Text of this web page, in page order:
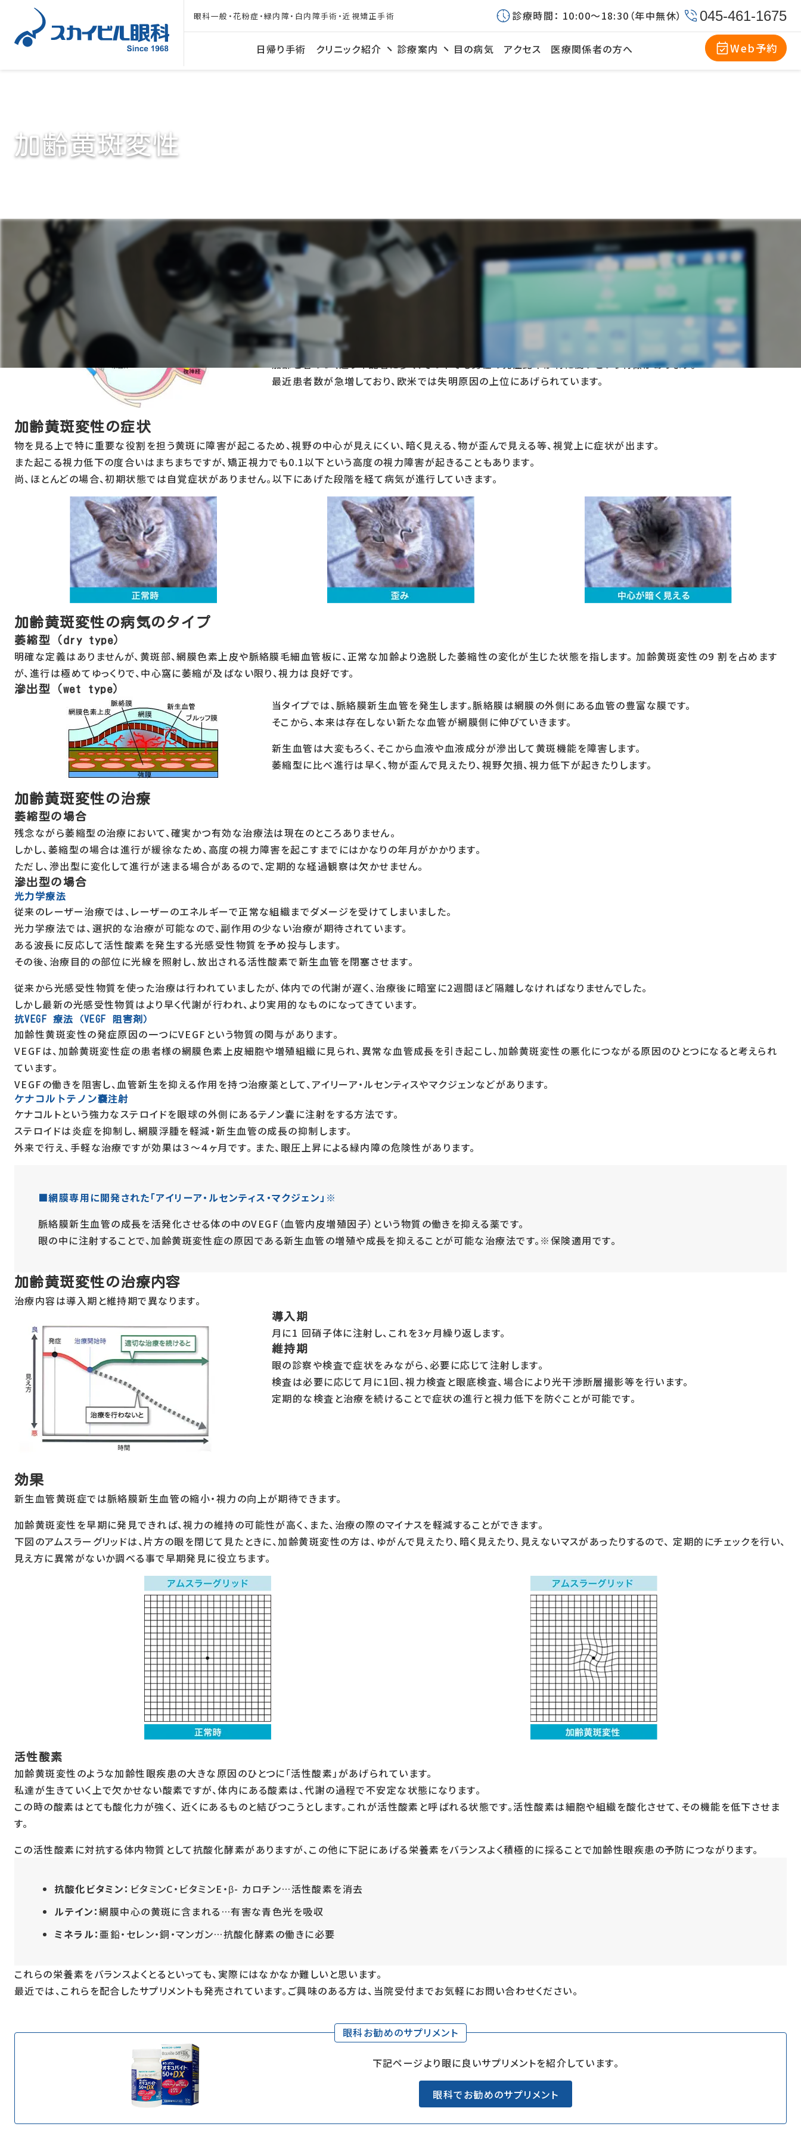
眼科一般・花粉症・緑内障・白内障手術・近視矯正手術 診療時間： 10:00〜18:30（年中無休） 045-461-1675
日帰り手術 クリニック紹介 診療案内 目の病気 アクセス 医療関係者の方へ Web予約
加齢黄斑変性
加齢黄斑変性について
カメラに例えるとフィルムにあたる網膜のほぼ中心部分にあり、 特に視機能において重要な部位である黄斑部に、年
齢的な変化・変性が生じて起こる病気です。
加齢と名のつく通り年配者に多く、その中でも男性の発症比率が特に高いという特徴があります。
最近患者数が急増しており、欧米では失明原因の上位にあげられています。
加齢黄斑変性の症状
物を見る上で特に重要な役割を担う黄斑に障害が起こるため、視野の中心が見えにくい、暗く見える、物が歪んで見える等、視覚上に症状が出ます。
また起こる視力低下の度合いはまちまちですが、矯正視力でも0.1以下という高度の視力障害が起きることもあります。
尚、ほとんどの場合、初期状態では自覚症状がありません。以下にあげた段階を経て病気が進行していきます。
加齢黄斑変性の病気のタイプ
萎縮型（dry type）
明確な定義はありませんが、黄斑部、網膜色素上皮や脈絡膜毛細血管板に、正常な加齢より逸脱した萎縮性の変化が生じた状態を指します。 加齢黄斑変性の9 割を占めます
が、進行は極めてゆっくりで、中心窩に萎縮が及ばない限り、視力は良好です。
滲出型（wet type）
当タイプでは、脈絡膜新生血管を発生します。脈絡膜は網膜の外側にある血管の豊富な膜です。
そこから、本来は存在しない新たな血管が網膜側に伸びていきます。
新生血管は大変もろく、そこから血液や血液成分が滲出して黄斑機能を障害します。
萎縮型に比べ進行は早く、物が歪んで見えたり、視野欠損、視力低下が起きたりします。
加齢黄斑変性の治療
萎縮型の場合
残念ながら萎縮型の治療において、確実かつ有効な治療法は現在のところありません。
しかし、萎縮型の場合は進行が緩徐なため、高度の視力障害を起こすまでにはかなりの年月がかかります。
ただし、滲出型に変化して進行が速まる場合があるので、定期的な経過観察は欠かせません。
滲出型の場合
光力学療法
従来のレーザー治療では、レーザーのエネルギーで正常な組織までダメージを受けてしまいました。
光力学療法では、選択的な治療が可能なので、副作用の少ない治療が期待されています。
ある波長に反応して活性酸素を発生する光感受性物質を予め投与します。
その後、治療目的の部位に光線を照射し、放出される活性酸素で新生血管を閉塞させます。
従来から光感受性物質を使った治療は行われていましたが、体内での代謝が遅く、治療後に暗室に2週間ほど隔離しなければなりませんでした。
しかし最新の光感受性物質はより早く代謝が行われ、より実用的なものになってきています。
抗VEGF 療法（VEGF 阻害剤）
加齢性黄斑変性の発症原因の一つにVEGFという物質の関与があります。
VEGFは、加齢黄斑変性症の患者様の網膜色素上皮細胞や増殖組織に見られ、異常な血管成長を引き起こし、加齢黄斑変性の悪化につながる原因のひとつになると考えられ
ています。
VEGFの働きを阻害し、血管新生を抑える作用を持つ治療薬として、アイリーア・ルセンティスやマクジェンなどがあります。
ケナコルトテノン嚢注射
ケナコルトという強力なステロイドを眼球の外側にあるテノン嚢に注射をする方法です。
ステロイドは炎症を抑制し、網膜浮腫を軽減・新生血管の成長の抑制します。
外来で行え、手軽な治療ですが効果は３～４ヶ月です。 また、眼圧上昇による緑内障の危険性があります。
■網膜専用に開発された「アイリーア・ルセンティス・マクジェン」 ※
脈絡膜新生血管の成長を活発化させる体の中のVEGF（血管内皮増殖因子）という物質の働きを抑える薬です。
眼の中に注射することで、加齢黄斑変性症の原因である新生血管の増殖や成長を抑えることが可能な治療法です。※保険適用です。
加齢黄斑変性の治療内容
治療内容は導入期と維持期で異なります。
導入期
月に1 回硝子体に注射し、これを3ヶ月繰り返します。
維持期
眼の診察や検査で症状をみながら、必要に応じて注射します。
検査は必要に応じて月に1回、視力検査と眼底検査、場合により光干渉断層撮影等を行います。
定期的な検査と治療を続けることで症状の進行と視力低下を防ぐことが可能です。
効果
新生血管黄斑症では脈絡膜新生血管の縮小・視力の向上が期待できます。
加齢黄斑変性を早期に発見できれば、視力の維持の可能性が高く、また、治療の際のマイナスを軽減することができます。
下図のアムスラーグリッドは、片方の眼を閉じて見たときに、加齢黄斑変性の方は、ゆがんで見えたり、暗く見えたり、見えないマスがあったりするので、 定期的にチェックを行い、
見え方に異常がないか調べる事で早期発見に役立ちます。
活性酸素
加齢黄斑変性のような加齢性眼疾患の大きな原因のひとつに「活性酸素」があげられています。
私達が生きていく上で欠かせない酸素ですが、体内にある酸素は、代謝の過程で不安定な状態になります。
この時の酸素はとても酸化力が強く、 近くにあるものと結びつこうとします。これが活性酸素と呼ばれる状態です。活性酸素は細胞や組織を酸化させて、その機能を低下させま
す。
この活性酸素に対抗する体内物質として抗酸化酵素がありますが、この他に下記にあげる栄養素をバランスよく積極的に採ることで加齢性眼疾患の予防につながります。
抗酸化ビタミン： ビタミンC・ビタミンE・β- カロチン…活性酸素を消去
ルテイン：網膜中心の黄斑に含まれる…有害な青色光を吸収
ミネラル：亜鉛・セレン・銅・マンガン…抗酸化酵素の働きに必要
これらの栄養素をバランスよくとるといっても、実際にはなかなか難しいと思います。
最近では、これらを配合したサプリメントも発売されています。ご興味のある方は、当院受付までお気軽にお問い合わせください。
眼科お勧めのサプリメント
下記ページより眼に良いサプリメントを紹介しています。
眼科でお勧めのサプリメント